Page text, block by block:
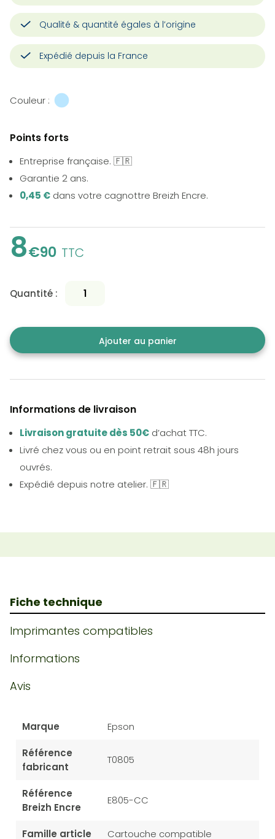
Qualité & quantité égales à l’origine
Expédié depuis la France
Couleur :
Points forts
Entreprise française. 🇫🇷
Garantie 2 ans.
0,45 € dans votre cagnottre Breizh Encre.
8€90 TTC
Quantité :
Ajouter au panier
Informations de livraison
Livraison gratuite dès 50€ d’achat TTC.
Livré chez vous ou en point retrait sous 48h jours
ouvrés.
Expédié depuis notre atelier. 🇫🇷
Fiche technique
Imprimantes compatibles
Informations
Avis
Marque Epson
Référence
fabricant
T0805
Référence
Breizh Encre
E805-CC
Famille article Cartouche compatible